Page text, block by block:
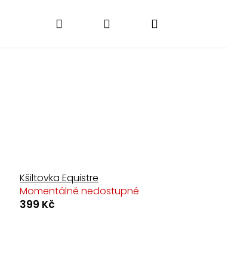
Poukázky Doplňky O nás
Hledat PřihlášeníNákupní
Kšiltovka Equistre
Momentálně nedostupné
399 Kč